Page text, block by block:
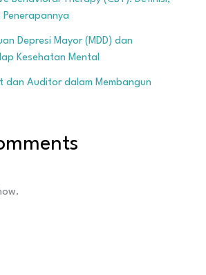
Penerapannya
Depresi Mayor (MDD) dan
Kesehatan Mental
dan Auditor dalam Membangun